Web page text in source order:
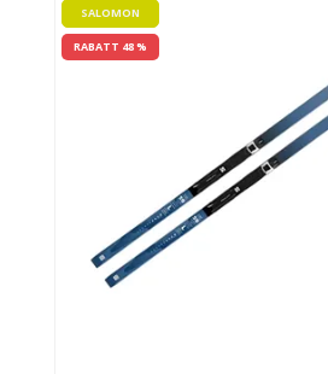
SALOMON
RABATT 48 %